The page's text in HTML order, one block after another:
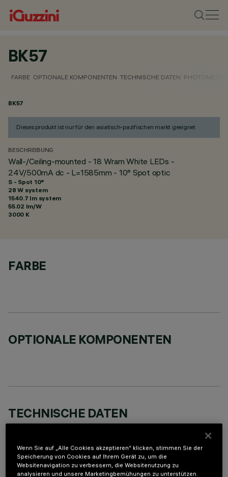
BK57
FARBE OPTIONALE KOMPONENTEN TECHNISCHE DATEN
BK57
Dieses produkt ist nur für den asiatisch-pazifischen markt geeignet
BESCHREIBUNG
Wall-/Ceiling-mounted - 18 Wram White LEDs -
24V/500mA dc - L=1585mm - 10° Spot optic
S - Spot 10°
28 W system
1540.7 lm system
55.02 lm/W
3000 K
FARBE
OPTIONALE KOMPONENTEN
TECHNISCHE DATEN
BESCHREIBUNG
Direct light luminaire, designed to use monochrome LED
Wenn Sie auf „Alle Cookies akzeptieren“ klicken, stimmen Sie der
Speicherung von Cookies auf Ihrem Gerät zu, um die
Websitenavigation zu verbessern, die Websitenutzung zu
analysieren und unsere Marketingbemühungen zu unterstützen.